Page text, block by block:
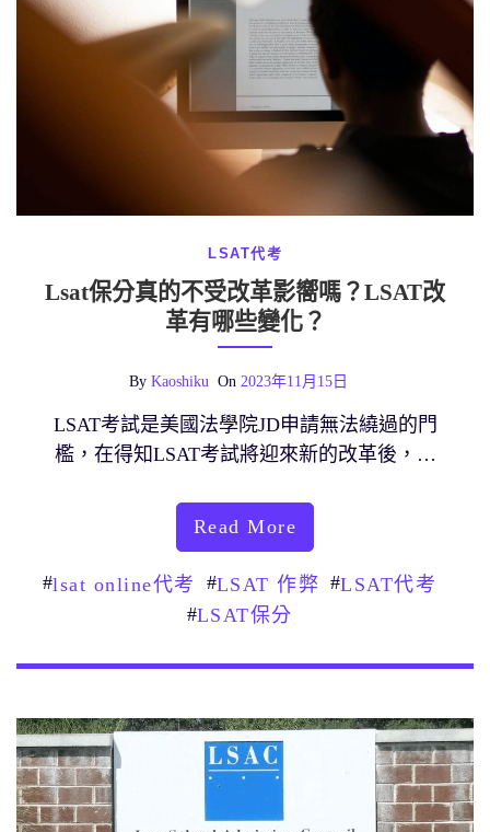
LSAT代考
Lsat保分真的不受改革影嚮嗎？LSAT改
革有哪些變化？
By Kaoshiku On 2023年11月15日
LSAT考試是美國法學院JD申請無法繞過的門
檻，在得知LSAT考試將迎來新的改革後，…
Read More
#lsat online代考 #LSAT 作弊 #LSAT代考
#LSAT保分